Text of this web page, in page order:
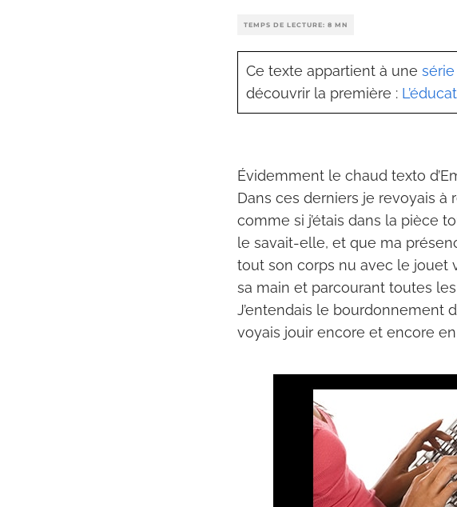
TEMPS DE LECTURE: 8 MN
Ce texte appartient à une série
découvrir la première :
Évidemment le chaud texto
Dans ces derniers je revoyais à
comme si j’étais dans la pièce
le savait-elle, et que ma
tout son corps nu avec le jouet
sa main et parcourant toutes
J’entendais le bourdonnement
voyais jouir encore et encore